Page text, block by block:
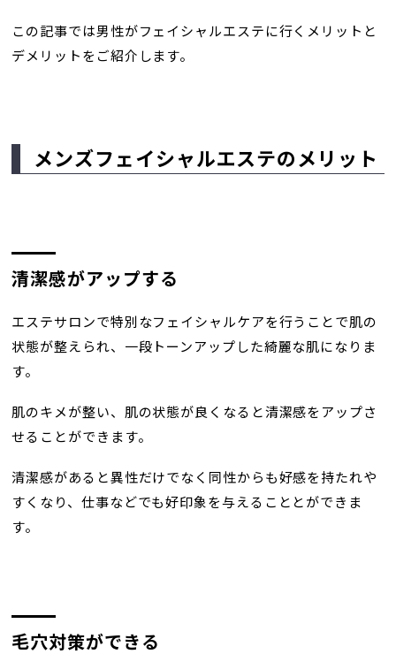
この記事では男性がフェイシャルエステに行くメリットと
デメリットをご紹介します。
メンズフェイシャルエステのメリット
清潔感がアップする
エステサロンで特別なフェイシャルケアを行うことで肌の
状態が整えられ、一段トーンアップした綺麗な肌になりま
す。
肌のキメが整い、肌の状態が良くなると清潔感をアップさ
せることができます。
清潔感があると異性だけでなく同性からも好感を持たれや
すくなり、仕事などでも好印象を与えることとができま
す。
毛穴対策ができる